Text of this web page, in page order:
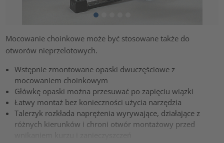
Mocowanie choinkowe może być stosowane także do
otworów nieprzelotowych.
Wstępnie zmontowane opaski dwuczęściowe z
mocowaniem choinkowym
Główkę opaski można przesuwać po zapięciu wiązki
Łatwy montaż bez konieczności użycia narzędzia
Talerzyk rozkłada naprężenia wyrywające, działające z
różnych kierunków i chroni otwór montażowy przed